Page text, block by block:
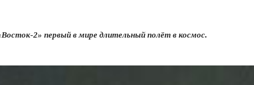
2» первый в мире длительный полёт в космос.